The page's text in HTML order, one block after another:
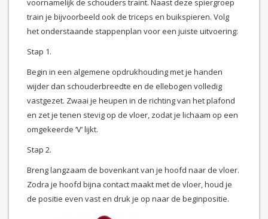
voornamelijk de schouders traint. Naast deze spiergroep
train je bijvoorbeeld ook de triceps en buikspieren. Volg
het onderstaande stappenplan voor een juiste uitvoering:
Stap 1.
Begin in een algemene opdrukhouding met je handen
wijder dan schouderbreedte en de ellebogen volledig
vastgezet. Zwaai je heupen in de richting van het plafond
en zet je tenen stevig op de vloer, zodat je lichaam op een
omgekeerde ‘V’ lijkt.
Stap 2.
Breng langzaam de bovenkant van je hoofd naar de vloer.
Zodra je hoofd bijna contact maakt met de vloer, houd je
de positie even vast en druk je op naar de beginpositie.